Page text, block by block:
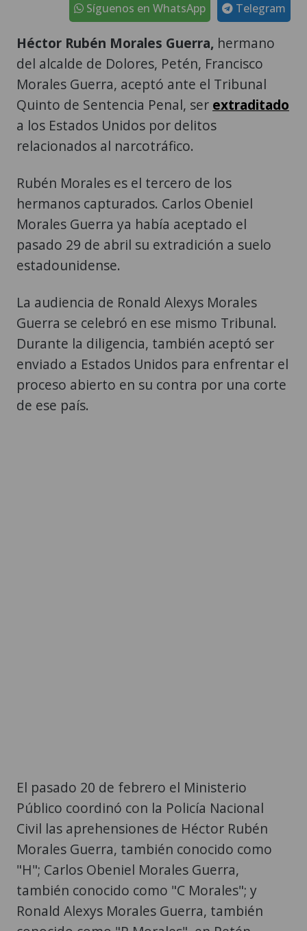
Telegram
Síguenos en WhatsApp
Héctor Rubén Morales Guerra, hermano
del alcalde de Dolores, Petén, Francisco
Morales Guerra, aceptó ante el Tribunal
Quinto de Sentencia Penal, ser extraditado
a los Estados Unidos por delitos
relacionados al narcotráfico.
Rubén Morales es el tercero de los
hermanos capturados. Carlos Obeniel
Morales Guerra ya había aceptado el
pasado 29 de abril su extradición a suelo
estadounidense.
La audiencia de Ronald Alexys Morales
Guerra se celebró en ese mismo Tribunal.
Durante la diligencia, también aceptó ser
enviado a Estados Unidos para enfrentar el
proceso abierto en su contra por una corte
de ese país.
El pasado 20 de febrero el Ministerio
Público coordinó con la Policía Nacional
Civil las aprehensiones de Héctor Rubén
Morales Guerra, también conocido como
"H"; Carlos Obeniel Morales Guerra,
también conocido como "C Morales"; y
Ronald Alexys Morales Guerra, también